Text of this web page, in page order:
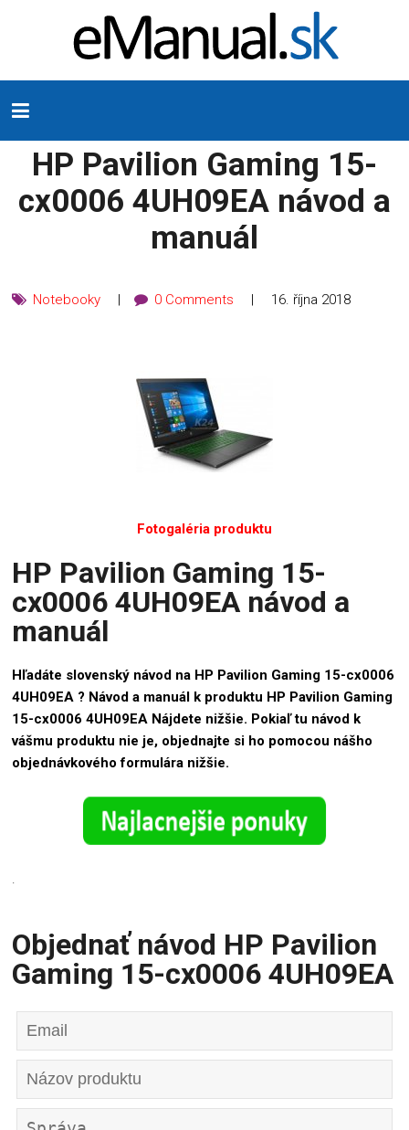
HP Pavilion Gaming 15-
cx0006 4UH09EA návod a
manuál
Notebooky 0 Comments 16. října 2018
Fotogaléria produktu
HP Pavilion Gaming 15-
cx0006 4UH09EA návod a
manuál
Hľadáte slovenský návod na HP Pavilion Gaming 15-cx0006
4UH09EA ? Návod a manuál k produktu HP Pavilion Gaming
15-cx0006 4UH09EA Nájdete nižšie. Pokiaľ tu návod k
vášmu produktu nie je, objednajte si ho pomocou nášho
objednávkového formulára nižšie.
.
Objednať návod HP Pavilion
Gaming 15-cx0006 4UH09EA